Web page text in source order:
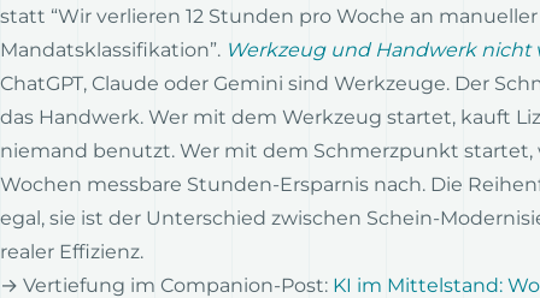
statt “Wir verlieren 12 Stunden pro Woche an manueller
Mandatsklassifikation”. Werkzeug und Handwerk nicht
ChatGPT, Claude oder Gemini sind Werkzeuge. Der
das Handwerk. Wer mit dem Werkzeug startet, kauft
niemand benutzt. Wer mit dem Schmerzpunkt startet,
Wochen messbare Stunden-Ersparnis nach. Die
egal, sie ist der Unterschied zwischen Schein-
realer Effizienz.
→ Vertiefung im Companion-Post: KI im Mittelstand: